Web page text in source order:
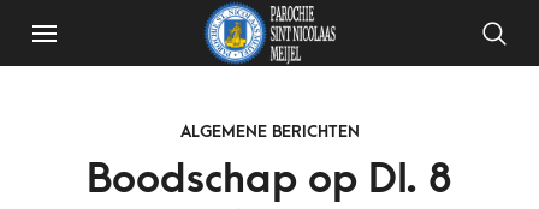
ALGEMENE BERICHTEN
Boodschap op DI. 8